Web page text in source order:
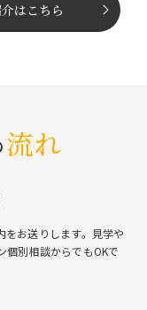
はこちら
流れ
をお送りします。⾒学や
個別相談からでもOKで